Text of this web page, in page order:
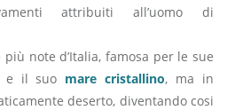
attribuiti all’uomo di
note d’Italia, famosa per le sue
il suo mare cristallino, ma in
deserto, diventando cosi